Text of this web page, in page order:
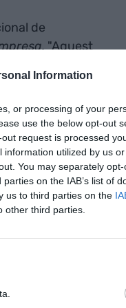
Information
or processing of your
use the below opt-out
request is processed
utilized by us
You may separately
on the IAB’s list of
us to third parties on the
other third parties.
de
"Aquest
va convertir
a totes les
anàlisi diferent.
cars que els
defectes, però
és més car,
la cosmètica de